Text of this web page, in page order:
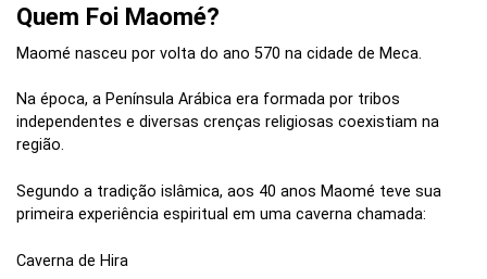
Quem Foi Maomé?
Maomé nasceu por volta do ano 570 na cidade de Meca.
Na época, a Península Arábica era formada por tribos
independentes e diversas crenças religiosas coexistiam na
região.
Segundo a tradição islâmica, aos 40 anos Maomé teve sua
primeira experiência espiritual em uma caverna chamada:
Caverna de Hira